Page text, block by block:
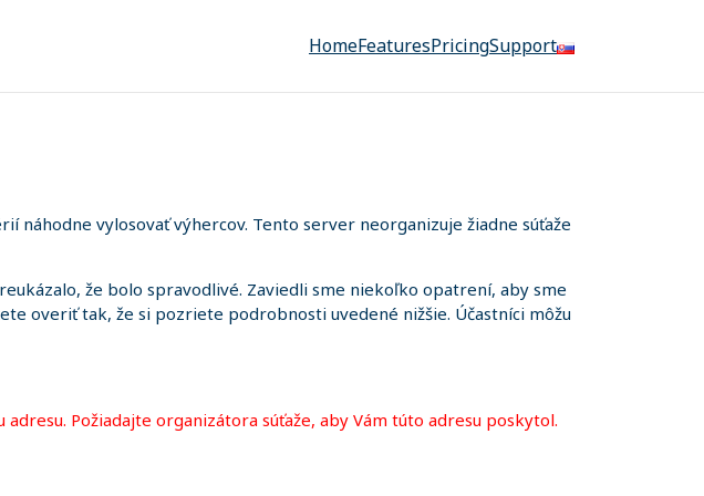
HomeFeaturesPricingSupport
náhodne vylosovať výhercov. Tento server neorganizuje žiadne súťaže
že bolo spravodlivé. Zaviedli sme niekoľko opatrení, aby sme
overiť tak, že si pozriete podrobnosti uvedené nižšie. Účastníci môžu
Požiadajte organizátora súťaže, aby Vám túto adresu poskytol.